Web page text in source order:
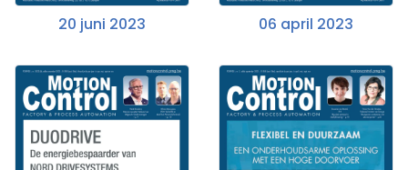
20 juni 2023 06 april 2023